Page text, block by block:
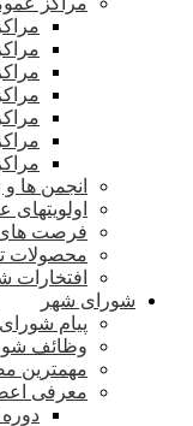
انجمن ها و
اولویتهای
فرصت های
محصولات
افتخارات
شورای شهر
پیام
وظائف
مهمترین
معرفی